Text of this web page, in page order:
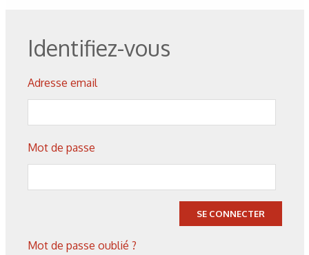
Corrosion,Hydrogène
Caractérisation des hydrures
de titane : revue des principales
techniques d’analyse
Identifiez-vous
Adresse email
Mot de passe
SE CONNECTER
Mot de passe oublié ?